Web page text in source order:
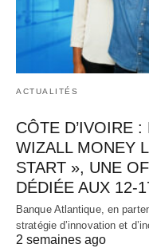
ACTUALITÉS
CÔTE D’IVOIRE
WIZALL MONEY
START », UNE
DÉDIÉE AUX 12-
Banque Atlantique, en
stratégie d’innovation et
2 semaines ago